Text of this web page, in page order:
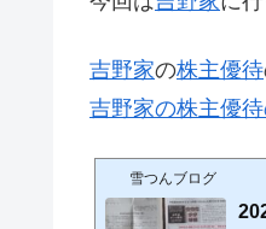
吉野家の株主優待
吉野家の株主優
雪つんブログ